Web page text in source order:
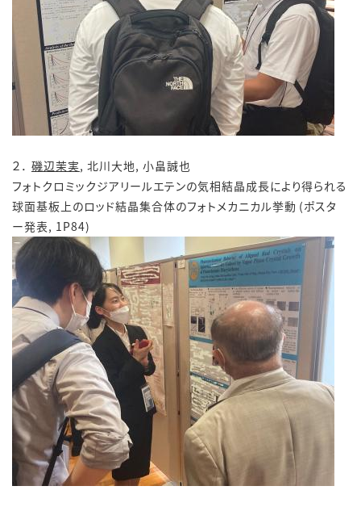
２． 磯辺茉実, 北川大地, 小畠誠也
フォトクロミックジアリールエテンの気相結晶成長により得られる
球面基板上のロッド結晶集合体のフォトメカニカル挙動 (ポスタ
ー発表, 1P84)